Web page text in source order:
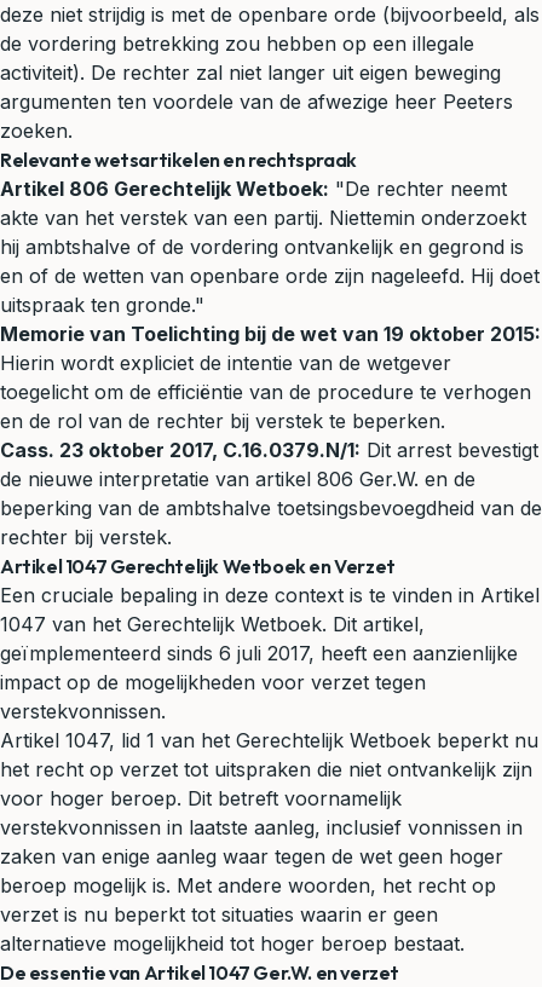
deze niet strijdig is met de openbare orde (bijvoorbeeld, als
de vordering betrekking zou hebben op een illegale
activiteit). De rechter zal niet langer uit eigen beweging
argumenten ten voordele van de afwezige heer Peeters
zoeken.
Relevante wetsartikelen en rechtspraak
Artikel 806 Gerechtelijk Wetboek: "De rechter neemt
akte van het verstek van een partij. Niettemin onderzoekt
hij ambtshalve of de vordering ontvankelijk en gegrond is
en of de wetten van openbare orde zijn nageleefd. Hij doet
uitspraak ten gronde."
Memorie van Toelichting bij de wet van 19 oktober 2015:
Hierin wordt expliciet de intentie van de wetgever
toegelicht om de efficiëntie van de procedure te verhogen
en de rol van de rechter bij verstek te beperken.
Cass. 23 oktober 2017, C.16.0379.N/1: Dit arrest bevestigt
de nieuwe interpretatie van artikel 806 Ger.W. en de
beperking van de ambtshalve toetsingsbevoegdheid van de
rechter bij verstek.
Artikel 1047 Gerechtelijk Wetboek en Verzet
Een cruciale bepaling in deze context is te vinden in Artikel
1047 van het Gerechtelijk Wetboek. Dit artikel,
geïmplementeerd sinds 6 juli 2017, heeft een aanzienlijke
impact op de mogelijkheden voor verzet tegen
verstekvonnissen.
Artikel 1047, lid 1 van het Gerechtelijk Wetboek beperkt nu
het recht op verzet tot uitspraken die niet ontvankelijk zijn
voor hoger beroep. Dit betreft voornamelijk
verstekvonnissen in laatste aanleg, inclusief vonnissen in
zaken van enige aanleg waar tegen de wet geen hoger
beroep mogelijk is. Met andere woorden, het recht op
verzet is nu beperkt tot situaties waarin er geen
alternatieve mogelijkheid tot hoger beroep bestaat.
De essentie van Artikel 1047 Ger.W. en verzet